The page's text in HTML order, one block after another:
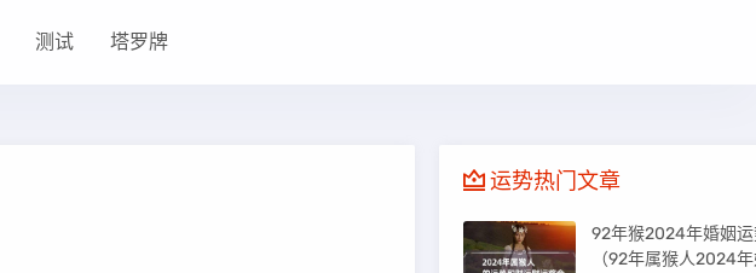
测试 塔罗牌
运势热门文章
92年猴2024年婚姻
（92年属猴人2024